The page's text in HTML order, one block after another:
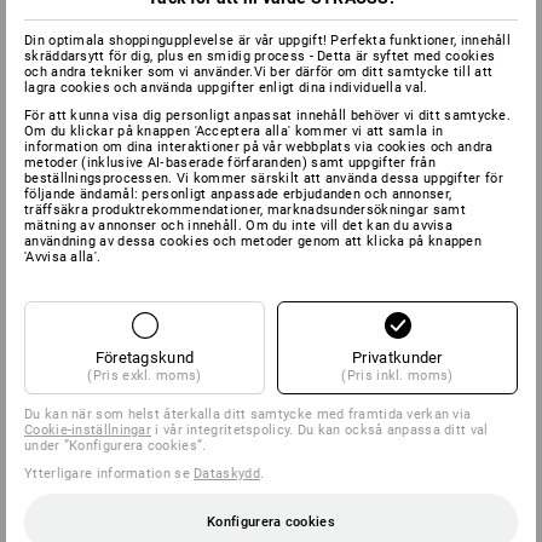
Din optimala shoppingupplevelse är vår uppgift! Perfekta funktioner, innehåll
skräddarsytt för dig, plus en smidig process - Detta är syftet med cookies
och andra tekniker som vi använder.Vi ber därför om ditt samtycke till att
lagra cookies och använda uppgifter enligt dina individuella val.
För att kunna visa dig personligt anpassat innehåll behöver vi ditt samtycke.
Om du klickar på knappen 'Acceptera alla' kommer vi att samla in
information om dina interaktioner på vår webbplats via cookies och andra
metoder (inklusive AI‑baserade förfaranden) samt uppgifter från
beställningsprocessen. Vi kommer särskilt att använda dessa uppgifter för
följande ändamål: personligt anpassade erbjudanden och annonser,
träffsäkra produktrekommendationer, marknadsundersökningar samt
mätning av annonser och innehåll. Om du inte vill det kan du avvisa
användning av dessa cookies och metoder genom att klicka på knappen
'Avvisa alla'.
Företagskund
(Pris exkl. moms)
Privatkunder
(Pris inkl. moms)
Du kan när som helst återkalla ditt samtycke med framtida verkan via
Cookie-inställningar i vår integritetspolicy. Du kan också anpassa ditt val
under ”Konfigurera cookies”.
Ytterligare information se Dataskydd.
Konfigurera cookies